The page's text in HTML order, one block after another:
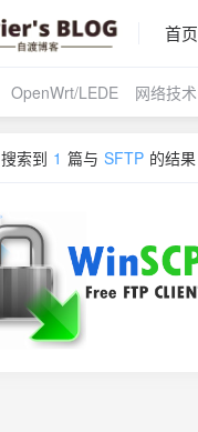
首页
OpenWrt/LEDE 网络技术
搜索到 1 篇与 SFTP 的结果